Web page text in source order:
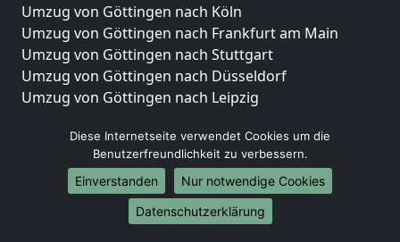
Umzug von Göttingen nach Köln
Umzug von Göttingen nach Frankfurt am Main
Umzug von Göttingen nach Stuttgart
Umzug von Göttingen nach Düsseldorf
Umzug von Göttingen nach Leipzig
Umzug von Göttingen nach Essen
Umzug von Göttingen nach Bremen
Umzug von Göttingen nach Dresden
Umzug von Göttingen nach Hannover
Umzug von Göttingen nach Nürnberg
Diese Internetseite verwendet Cookies um die
Benutzerfreundlichkeit zu verbessern.
Einverstanden
Nur notwendige Cookies
Datenschutzerklärung